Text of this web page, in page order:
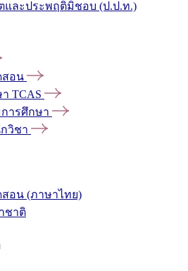
และประพฤติมิชอบ (ป.ป.ท.)
สอน
TCAS
ารศึกษา
วิชา
อน (ภาษาไทย)
ชาติ